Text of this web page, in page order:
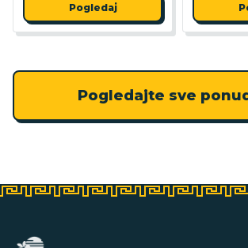
Pogledaj
Pogledajte sve